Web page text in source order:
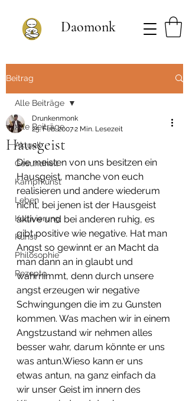
Daomonk
Beitrag
Alle Beiträge
Aktuell
Gesundheit
Kampfkunst
Leben
Kultivierung
Kunst
Philosophie
Rezepte
Alle Beiträge
Hausgeist
Drunkenmonk
25. Feb. 20072 Min. Lesezeit
Die meisten von uns besitzen ein
Hausgeist, manche von euch
realisieren und andere wiederum
nicht, bei jenen ist der Hausgeist
aktive und bei anderen ruhig, es
gibt positive wie negative. Hat man
Angst so gewinnt er an Macht da
man dann an in glaubt und
wahrnimmt, denn durch unsere
angst erzeugen wir negative
Schwingungen die im zu Gunsten
kommen. Was machen wir in einem
Angstzustand wir nehmen alles
besser wahr, darum könnte er uns
was antun.Wieso kann er uns
etwas antun, na ganz einfach da
wir unser Geist im innern des